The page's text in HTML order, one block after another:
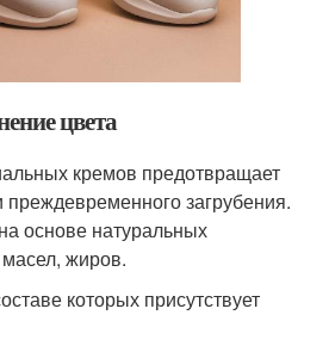
цвета
кремов предотвращает
загрубения.
основе натуральных
жиров.
которых присутствует